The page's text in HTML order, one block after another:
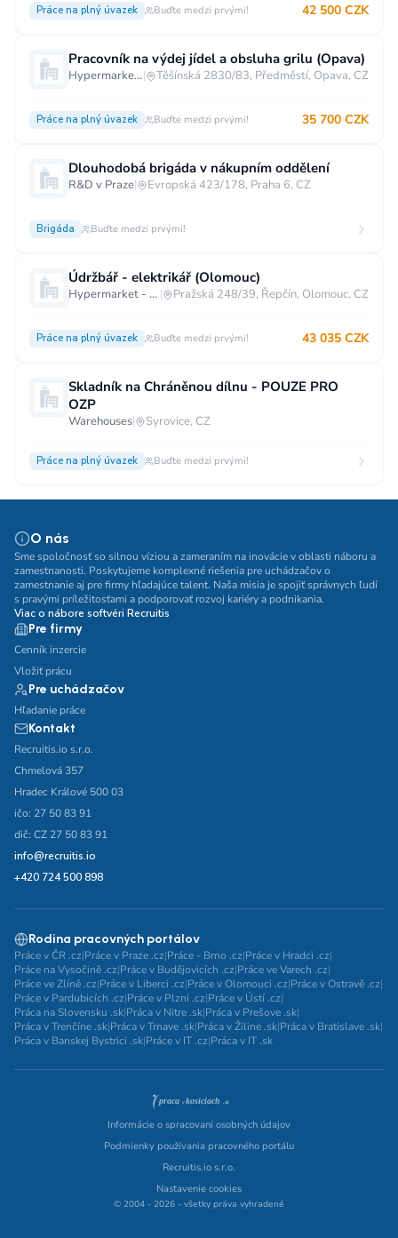
Práce na plný úvazek Buďte medzi prvými! 42 500 CZK
Pracovník na výdej jídel a obsluha grilu (Opava)
Hypermarket - Opava| Těšínská 2830/83, Předměstí, Opava, CZ
Práce na plný úvazek Buďte medzi prvými! 35 700 CZK
Dlouhodobá brigáda v nákupním oddělení
R&D v Praze| Evropská 423/178, Praha 6, CZ
Brigáda Buďte medzi prvými!
Údržbář - elektrikář (Olomouc)
Hypermarket - Olomouc | Pražská 248/39, Řepčín, Olomouc, CZ
Práce na plný úvazek Buďte medzi prvými! 43 035 CZK
Skladník na Chráněnou dílnu - POUZE PRO
OZP
Warehouses| Syrovice, CZ
Práce na plný úvazek Buďte medzi prvými!
O nás
Sme spoločnosť so silnou víziou a zameraním na inovácie v oblasti náboru a
zamestnanosti. Poskytujeme komplexné riešenia pre uchádzačov o
zamestnanie aj pre firmy hľadajúce talent. Naša misia je spojiť správnych ľudí
s pravými príležitosťami a podporovať rozvoj kariéry a podnikania.
Viac o nábore softvéri Recruitis
Pre firmy
Cenník inzercie
Vložiť prácu
Pre uchádzačov
Hľadanie práce
Kontakt
Recruitis.io s.r.o.
Chmelová 357
Hradec Králové 500 03
ičo: 27 50 83 91
dič: CZ 27 50 83 91
info@recruitis.io
+420 724 500 898
Rodina pracovných portálov
Práce v ČR .cz|Práce v Praze .cz|Práce - Brno .cz|Práce v Hradci .cz|
Práce na Vysočině .cz|Práce v Budějovicích .cz|Práce ve Varech .cz|
Práce ve Zlíně .cz|Práce v Liberci .cz|Práce v Olomouci .cz|Práce v Ostravě .cz|
Práce v Pardubicích .cz|Práce v Plzni .cz|Práce v Ústí .cz|
Práca na Slovensku .sk|Práca v Nitre .sk|Práca v Prešove .sk|
Práca v Trenčíne .sk|Práca v Trnave .sk|Práca v Žiline .sk|Práca v Bratislave .sk|
Práca v Banskej Bystrici .sk|Práce v IT .cz|Práca v IT .sk
Informácie o spracovaní osobných údajov
Podmienky používania pracovného portálu
Recruitis.io s.r.o.
Nastavenie cookies
© 2004 - 2026 - všetky práva vyhradené